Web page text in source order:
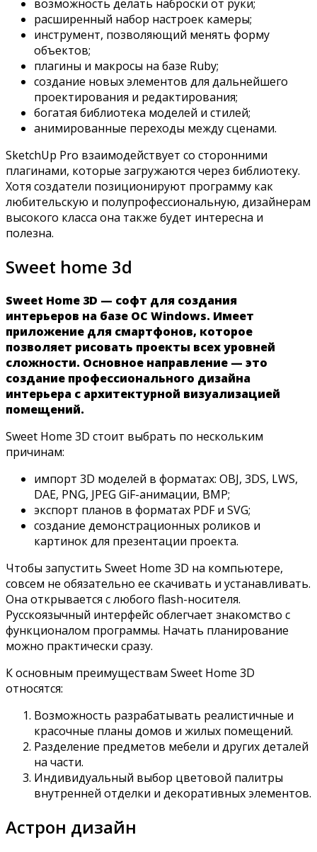
возможность делать наброски от руки;
расширенный набор настроек камеры;
инструмент, позволяющий менять форму
объектов;
плагины и макросы на базе Ruby;
создание новых элементов для дальнейшего
проектирования и редактирования;
богатая библиотека моделей и стилей;
анимированные переходы между сценами.
SketchUp Pro взаимодействует со сторонними
плагинами, которые загружаются через библиотеку.
Хотя создатели позиционируют программу как
любительскую и полупрофессиональную, дизайнерам
высокого класса она также будет интересна и
полезна.
Sweet home 3d
Sweet Home 3D — софт для создания
интерьеров на базе OC Windows. Имеет
приложение для смартфонов, которое
позволяет рисовать проекты всех уровней
сложности. Основное направление — это
создание профессионального дизайна
интерьера с архитектурной визуализацией
помещений.
Sweet Home 3D стоит выбрать по нескольким
причинам:
импорт 3D моделей в форматах: OBJ, 3DS, LWS,
DAE, PNG, JPEG GiF-анимации, BMP;
экспорт планов в форматах PDF и SVG;
создание демонстрационных роликов и
картинок для презентации проекта.
Чтобы запустить Sweet Home 3D на компьютере,
совсем не обязательно ее скачивать и устанавливать.
Она открывается с любого flash-носителя.
Русскоязычный интерфейс облегчает знакомство с
функционалом программы. Начать планирование
можно практически сразу.
К основным преимуществам Sweet Home 3D
относятся:
Возможность разрабатывать реалистичные и
красочные планы домов и жилых помещений.
Разделение предметов мебели и других деталей
на части.
Индивидуальный выбор цветовой палитры
внутренней отделки и декоративных элементов.
Астрон дизайн